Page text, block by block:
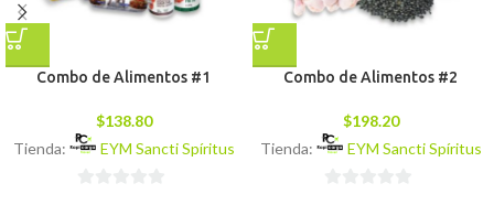
Combo de Alimentos #1
$138.80
Tienda:
EYM Sancti Spíritus
Combo de Alimentos #2
$198.20
Tienda:
EYM Sancti Spíritus